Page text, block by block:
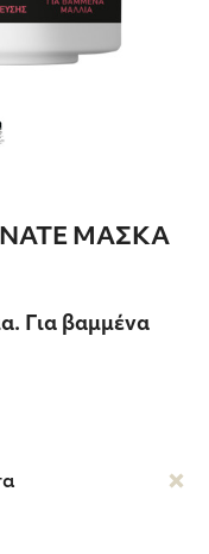
ΜΑΣΚΑ
Για βαμμένα